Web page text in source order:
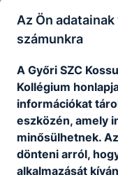
a duális
Technikumban
Okleveles
A felsőoktatási
Az Ön
számunkra
A Győri SZC
Kollégium
információkat
eszközén, amely
minősülhetnek.
dönteni arról,
alkalmazását